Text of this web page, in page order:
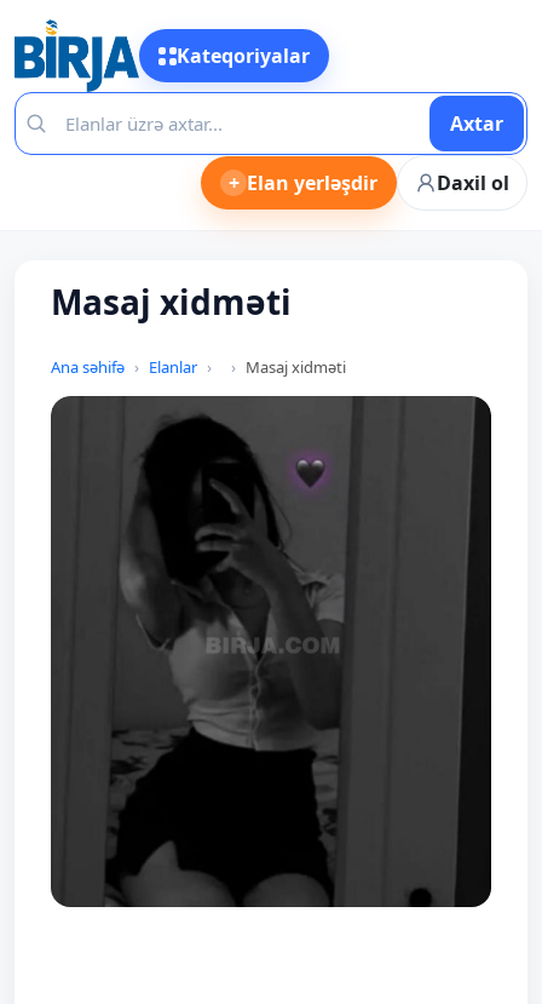
Kateqoriyalar
Axtar
+ Elan yerləşdir Daxil ol
Masaj xidməti
Ana səhifə Elanlar Masaj xidməti